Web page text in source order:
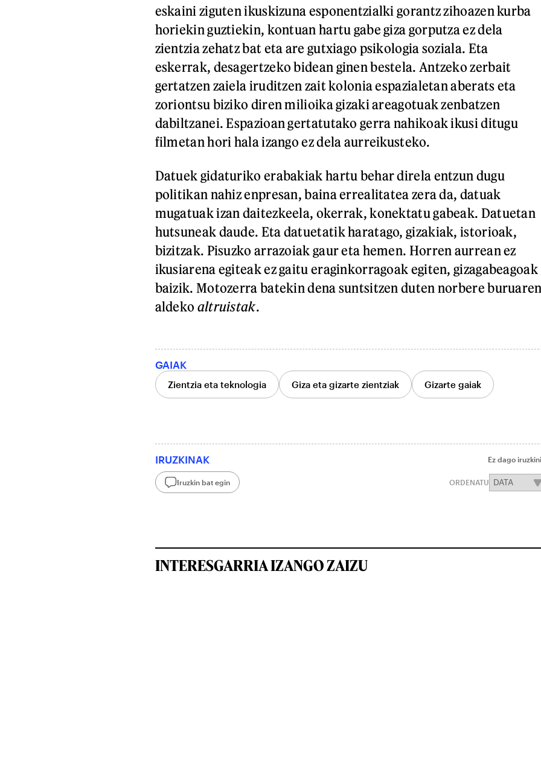
eskaini ziguten ikuskizuna esponentzialki gorantz zihoazen kurba
horiekin guztiekin, kontuan hartu gabe giza gorputza ez dela
zientzia zehatz bat eta are gutxiago psikologia soziala. Eta
eskerrak, desagertzeko bidean ginen bestela. Antzeko zerbait
gertatzen zaiela iruditzen zait kolonia espazialetan aberats eta
zoriontsu biziko diren milioika gizaki areagotuak zenbatzen
dabiltzanei. Espazioan gertatutako gerra nahikoak ikusi ditugu
filmetan hori hala izango ez dela aurreikusteko.
Datuek gidaturiko erabakiak hartu behar direla entzun dugu
politikan nahiz enpresan, baina errealitatea zera da, datuak
mugatuak izan daitezkeela, okerrak, konektatu gabeak. Datuetan
hutsuneak daude. Eta datuetatik haratago, gizakiak, istorioak,
bizitzak. Pisuzko arrazoiak gaur eta hemen. Horren aurrean ez
ikusiarena egiteak ez gaitu eraginkorragoak egiten, gizagabeagoak
baizik. Motozerra batekin dena suntsitzen duten norbere
aldeko altruistak.
GAIAK
Zientzia eta teknologia Giza eta gizarte zientziak Gizarte gaiak
IRUZKINAK Ez dago
Iruzkin bat egin ORDENATU
INTERESGARRIA IZANGO ZAIZU